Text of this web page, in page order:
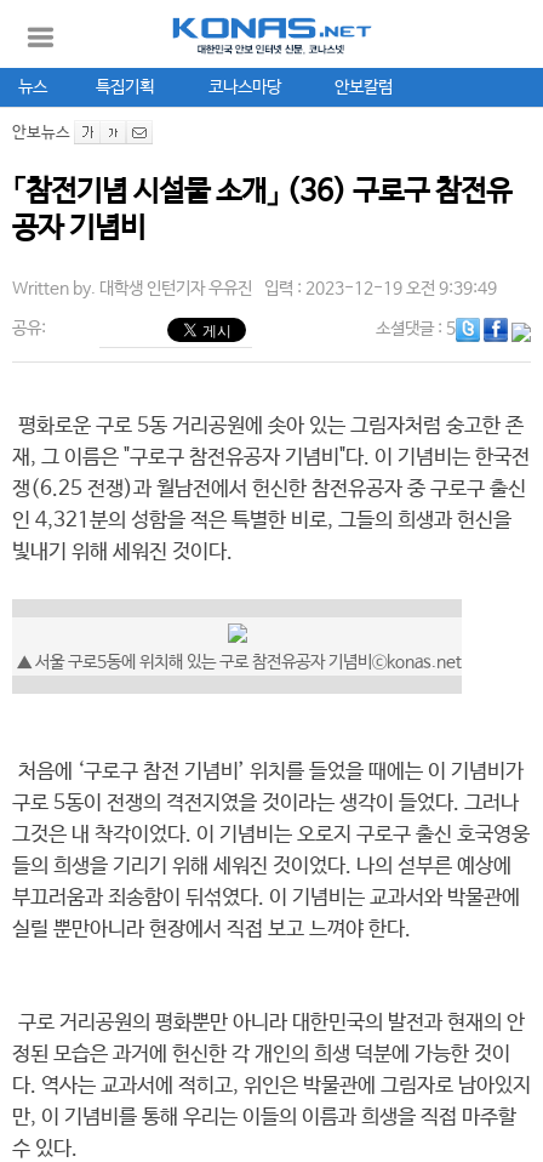
뉴스 특집기획 코나스마당 안보칼럼
안보뉴스
「참전기념 시설물 소개」 (36) 구로구 참전유
공자 기념비
Written by. 대학생 인턴기자 우유진 입력 : 2023-12-19 오전 9:39:49
공유: 소셜댓글: 5
평화로운 구로 5동 거리공원에 솟아 있는 그림자처럼 숭고한 존
재, 그 이름은 "구로구 참전유공자 기념비"다. 이 기념비는 한국전
쟁(6.25 전쟁)과 월남전에서 헌신한 참전유공자 중 구로구 출신
인 4,321분의 성함을 적은 특별한 비로, 그들의 희생과 헌신을
빛내기 위해 세워진 것이다.
▲ 서울 구로5동에 위치해 있는 구로 참전유공자 기념비ⓒkonas.net
처음에 ‘구로구 참전 기념비’ 위치를 들었을 때에는 이 기념비가
구로 5동이 전쟁의 격전지였을 것이라는 생각이 들었다. 그러나
그것은 내 착각이었다. 이 기념비는 오로지 구로구 출신 호국영웅
들의 희생을 기리기 위해 세워진 것이었다. 나의 섣부른 예상에
부끄러움과 죄송함이 뒤섞였다. 이 기념비는 교과서와 박물관에
실릴 뿐만아니라 현장에서 직접 보고 느껴야 한다.
구로 거리공원의 평화뿐만 아니라 대한민국의 발전과 현재의 안
정된 모습은 과거에 헌신한 각 개인의 희생 덕분에 가능한 것이
다. 역사는 교과서에 적히고, 위인은 박물관에 그림자로 남아있지
만, 이 기념비를 통해 우리는 이들의 이름과 희생을 직접 마주할
수 있다.